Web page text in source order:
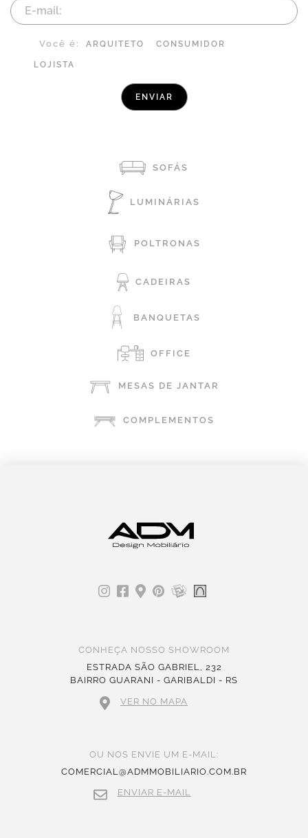
Você é: ARQUITETO CONSUMIDOR
LOJISTA
SOFÁS
LUMINÁRIAS
POLTRONAS
CADEIRAS
BANQUETAS
OFFICE
MESAS DE JANTAR
COMPLEMENTOS
CONHEÇA NOSSO SHOWROOM
ESTRADA SÃO GABRIEL, 232
BAIRRO GUARANI - GARIBALDI - RS
VER NO MAPA
OU NOS ENVIE UM E-MAIL:
COMERCIAL@ADMMOBILIARIO.COM.BR
ENVIAR E-MAIL